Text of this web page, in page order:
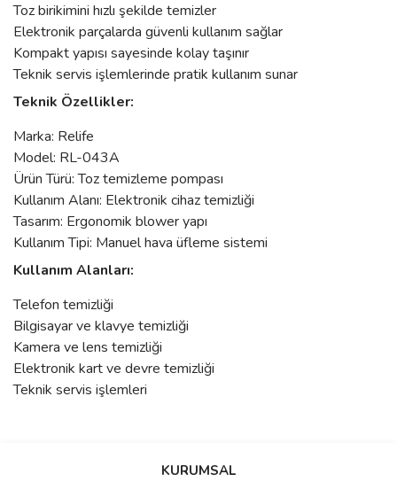
Toz birikimini hızlı şekilde temizler
Elektronik parçalarda güvenli kullanım sağlar
Kompakt yapısı sayesinde kolay taşınır
Teknik servis işlemlerinde pratik kullanım sunar
Teknik Özellikler:
Marka: Relife
Model: RL-043A
Ürün Türü: Toz temizleme pompası
Kullanım Alanı: Elektronik cihaz temizliği
Tasarım: Ergonomik blower yapı
Kullanım Tipi: Manuel hava üfleme sistemi
Kullanım Alanları:
Telefon temizliği
Bilgisayar ve klavye temizliği
Kamera ve lens temizliği
Elektronik kart ve devre temizliği
Teknik servis işlemleri
Bu ürüne ilk yorumu siz yapın!
KURUMSAL